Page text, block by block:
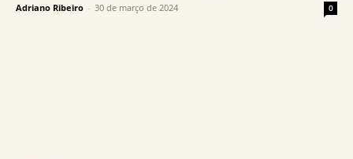
Adriano Ribeiro - 30 de março de 2024 0